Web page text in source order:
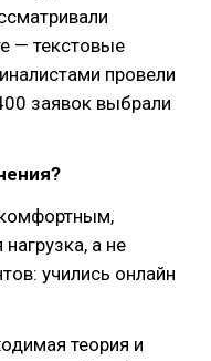
— текстовые
провели
заявок выбрали
а не
учились онлайн
теория и